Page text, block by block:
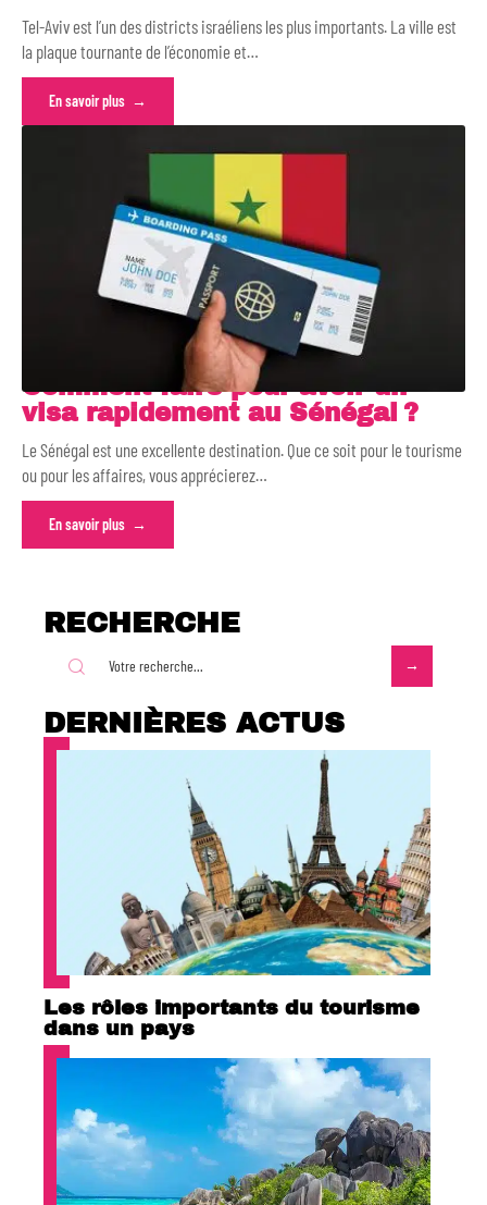
Tel-Aviv est l’un des districts israéliens les plus importants. La ville est
la plaque tournante de l’économie et…
En savoir plus
Comment faire pour avoir un
visa rapidement au Sénégal ?
Le Sénégal est une excellente destination. Que ce soit pour le tourisme
ou pour les affaires, vous apprécierez…
En savoir plus
RECHERCHE
DERNIÈRES ACTUS
Les rôles importants du tourisme
dans un pays